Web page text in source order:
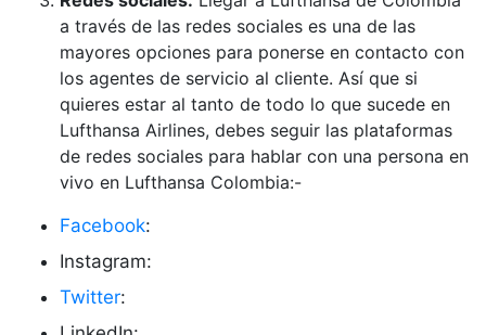
a través de las redes sociales es una de las
mayores opciones para ponerse en contacto con
los agentes de servicio al cliente. Así que si
quieres estar al tanto de todo lo que sucede en
Lufthansa Airlines, debes seguir las plataformas
de redes sociales para hablar con una persona en
vivo en Lufthansa Colombia:-
Facebook:
Instagram:
Twitter: